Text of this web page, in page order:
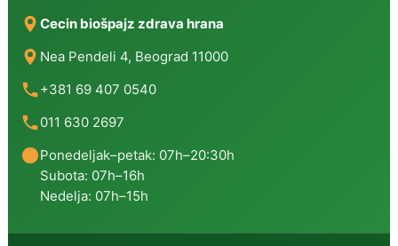
Cecin biošpajz zdrava hrana
Nea Pendeli 4, Beograd 11000
+381 69 407 0540
011 630 2697
Ponedeljak–petak: 07h–20:30h
Subota: 07h–16h
Nedelja: 07h–15h